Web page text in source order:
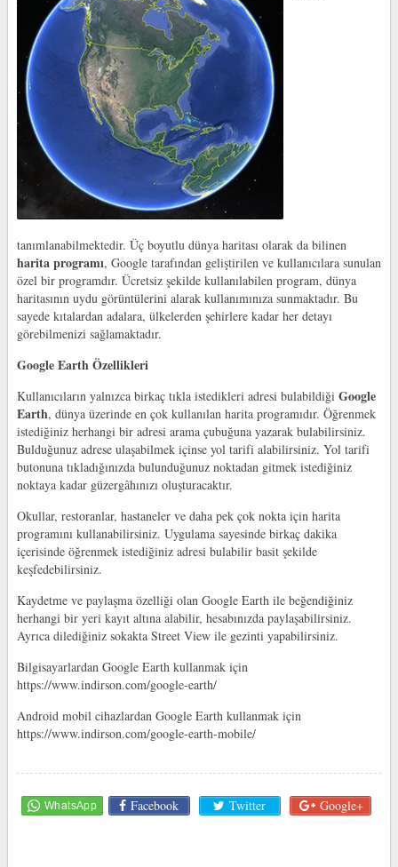
tanımlanabilmektedir. Üç boyutlu dünya haritası olarak da bilinen
harita programı, Google tarafından geliştirilen ve kullanıcılara sunulan
özel bir programdır. Ücretsiz şekilde kullanılabilen program, dünya
haritasının uydu görüntülerini alarak kullanımınıza sunmaktadır. Bu
sayede kıtalardan adalara, ülkelerden şehirlere kadar her detayı
görebilmenizi sağlamaktadır.
Google Earth Özellikleri
Kullanıcıların yalnızca birkaç tıkla istedikleri adresi bulabildiği Google
Earth, dünya üzerinde en çok kullanılan harita programıdır. Öğrenmek
istediğiniz herhangi bir adresi arama çubuğuna yazarak bulabilirsiniz.
Bulduğunuz adrese ulaşabilmek içinse yol tarifi alabilirsiniz. Yol tarifi
butonuna tıkladığınızda bulunduğunuz noktadan gitmek istediğiniz
noktaya kadar güzergâhınızı oluşturacaktır.
Okullar, restoranlar, hastaneler ve daha pek çok nokta için harita
programını kullanabilirsiniz. Uygulama sayesinde birkaç dakika
içerisinde öğrenmek istediğiniz adresi bulabilir basit şekilde
keşfedebilirsiniz.
Kaydetme ve paylaşma özelliği olan Google Earth ile beğendiğiniz
herhangi bir yeri kayıt altına alabilir, hesabınızda paylaşabilirsiniz.
Ayrıca dilediğiniz sokakta Street View ile gezinti yapabilirsiniz.
Bilgisayarlardan Google Earth kullanmak için
https://www.indirson.com/google-earth/
Android mobil cihazlardan Google Earth kullanmak için
https://www.indirson.com/google-earth-mobile/
Facebook Twitter Google+